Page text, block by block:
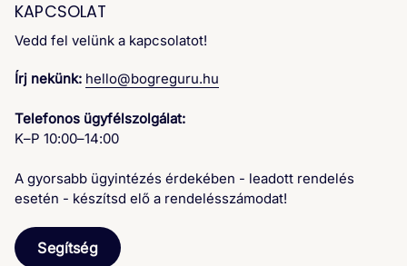
KAPCSOLAT
Vedd fel velünk a kapcsolatot!
Írj nekünk: hello@bogreguru.hu
Telefonos ügyfélszolgálat:
K–P 10:00–14:00
A gyorsabb ügyintézés érdekében - leadott rendelés
esetén - készítsd elő a rendelésszámodat!
Segítség